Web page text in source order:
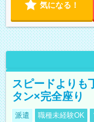
気になる！
スピードよりも
タン×完全座り
派遣 職種未経験OK